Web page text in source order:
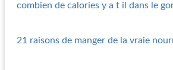
combien de calories y a t il dans le
21 raisons de manger de la vraie